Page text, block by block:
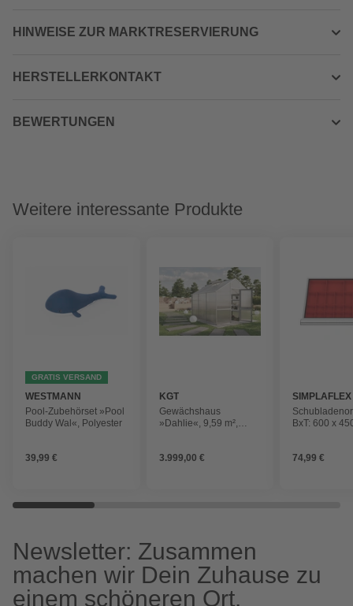
HINWEISE ZUR MARKTRESERVIERUNG
HERSTELLERKONTAKT
BEWERTUNGEN
Weitere interessante Produkte
GRATIS VERSAND
WESTMANN
Pool-Zubehörset »Pool
Buddy Wal«, Polyester
39,99 €
KGT
Gewächshaus
»Dahlie«, 9,59 m²,
3.999,00 €
SIMPLAFLEX
BxT: 600 x
74,99 €
Newsletter: Zusammen
machen wir Dein Zuhause zu
einem schöneren Ort.